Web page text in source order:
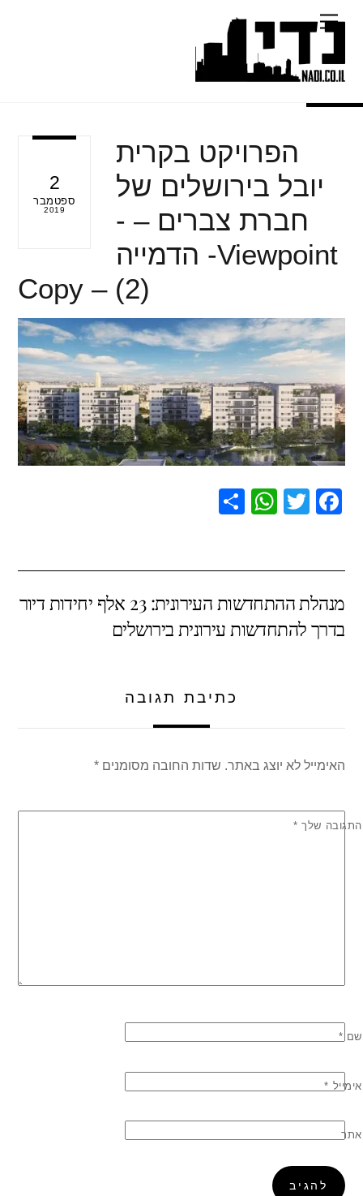
content
Menu
2
ספטמבר
2019
הפרויקט בקרית
יובל בירושלים של
חברת צברים – -
Viewpoint- הדמייה
(2) – Copy
F
e
b
o
T
er
W
s
A
p
e
מנהלת ההתחדשות העירונית: 23 אלף יחידות דיור
בדרך להתחדשות עירונית בירושלים
כתיבת תגובה
האימייל לא יוצג באתר. שדות החובה מסומנים*
התגובה שלך *
שם *
אימייל *
אתר